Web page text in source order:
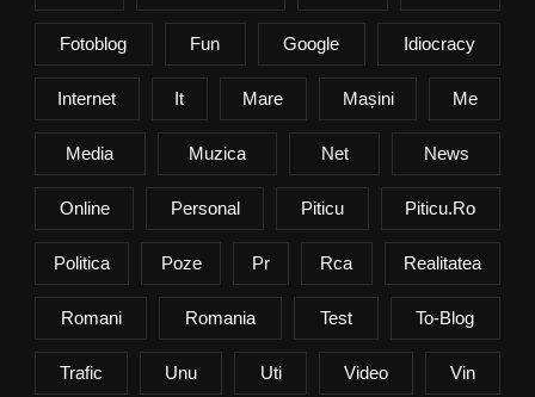
Fotoblog Fun Google Idiocracy
Internet It Mare Mașini Me
Media Muzica Net News
Online Personal Piticu Piticu.ro
Politica Poze Pr Rca Realitatea
Romani Romania Test To-Blog
Trafic Unu Uti Video Vin